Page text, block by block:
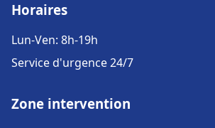
Horaires
Lun-Ven: 8h-19h
Service d'urgence 24/7
Zone intervention